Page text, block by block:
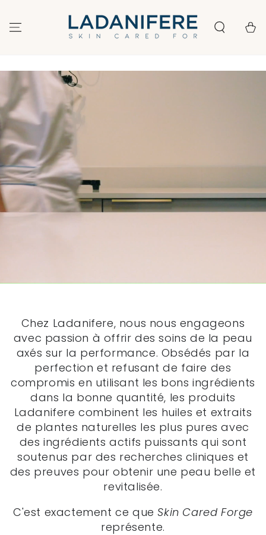
Panier
Chez Ladanifere, nous nous engageons
avec passion à offrir des soins de la peau
axés sur la performance. Obsédés par la
perfection et refusant de faire des
compromis en utilisant les bons ingrédients
dans la bonne quantité, les produits
Ladanifere combinent les huiles et extraits
de plantes naturelles les plus pures avec
des ingrédients actifs puissants qui sont
soutenus par des recherches cliniques et
des preuves pour obtenir une peau belle et
revitalisée.
C'est exactement ce queSkin Cared Forge
représente.